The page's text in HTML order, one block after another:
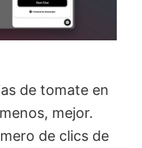
de tomate en
mejor.
de clics de